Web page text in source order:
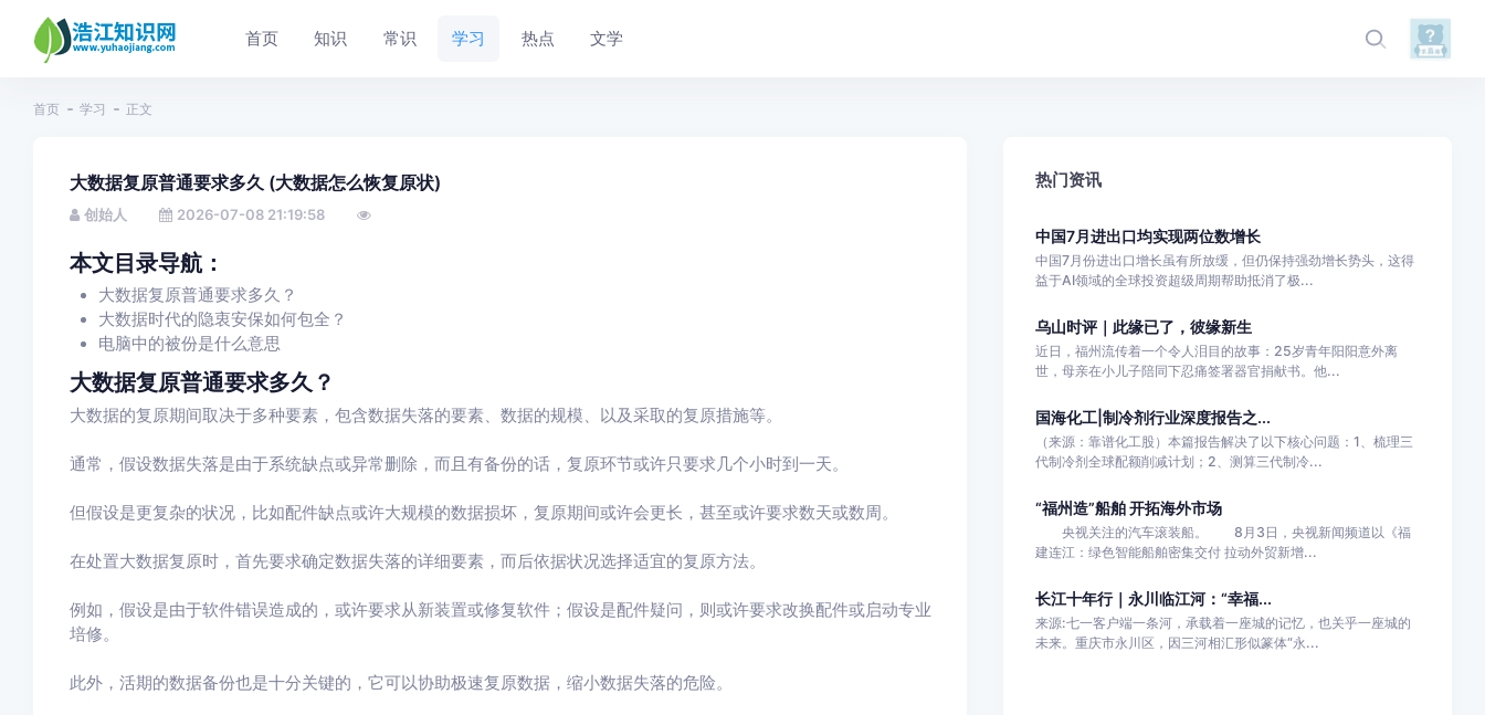
首页 知识 常识 学习 热点 文学
首页 学习 正文
大数据复原普通要求多久 (大数据怎么恢复原状)
创始人 2026-07-08 21:19:58
本文目录导航：
大数据复原普通要求多久？
大数据时代的隐衷安保如何包全？
电脑中的被份是什么意思
大数据复原普通要求多久？
大数据的复原期间取决于多种要素，包含数据失落的要素、数据的规模、以及采取的复原措施等。
通常，假设数据失落是由于系统缺点或异常删除，而且有备份的话，复原环节或许只要求几个小时到一天。
但假设是更复杂的状况，比如配件缺点或许大规模的数据损坏，复原期间或许会更长，甚至或许要求数天或数周。
在处置大数据复原时，首先要求确定数据失落的详细要素，而后依据状况选择适宜的复原方法。
例如，假设是由于软件错误造成的，或许要求从新装置或修复软件；假设是配件疑问，则或许要求改换配件或启动专业
培修。
此外，活期的数据备份也是十分关键的，它可以协助极速复原数据，缩小数据失落的危险。
热门资讯
中国7月进出口均实现两位数增长
中国7月份进出口增长虽有所放缓，但仍保持强劲增长势头，这得
益于AI领域的全球投资超级周期帮助抵消了极...
乌山时评｜此缘已了，彼缘新生
近日，福州流传着一个令人泪目的故事：25岁青年阳阳意外离
世，母亲在小儿子陪同下忍痛签署器官捐献书。他...
国海化工|制冷剂行业深度报告之...
（来源：靠谱化工股）本篇报告解决了以下核心问题：1、梳理三
代制冷剂全球配额削减计划；2、测算三代制冷...
“福州造”船舶 开拓海外市场
央视关注的汽车滚装船。 8月3日，央视新闻频道以《福
建连江：绿色智能船舶密集交付 拉动外贸新增...
长江十年行｜永川临江河：“幸福...
来源:七一客户端一条河，承载着一座城的记忆，也关乎一座城的
未来。重庆市永川区，因三河相汇形似篆体“永...